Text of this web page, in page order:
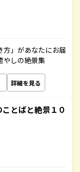
方」があなたにお届
やしの絶景集
詳細を見る
とばと絶景１０